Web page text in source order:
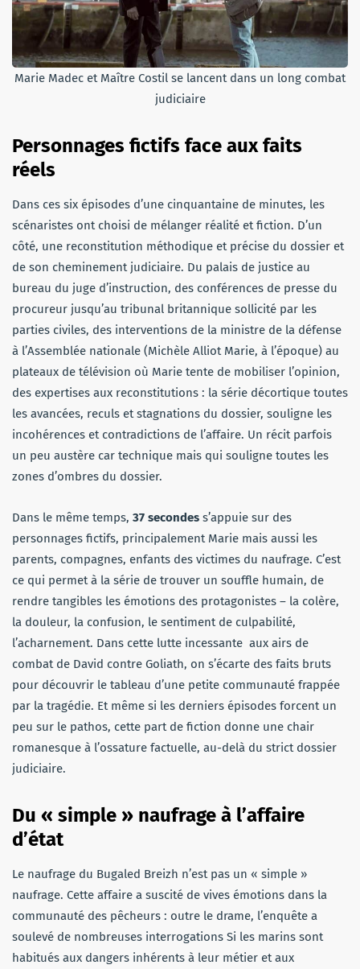
Marie Madec et Maître Costil se lancent dans un long combat
judiciaire
Personnages fictifs face aux faits
réels
Dans ces six épisodes d’une cinquantaine de minutes, les
scénaristes ont choisi de mélanger réalité et fiction. D’un
côté, une reconstitution méthodique et précise du dossier et
de son cheminement judiciaire. Du palais de justice au
bureau du juge d’instruction, des conférences de presse du
procureur jusqu’au tribunal britannique sollicité par les
parties civiles, des interventions de la ministre de la défense
à l’Assemblée nationale (Michèle Alliot Marie, à l’époque) au
plateaux de télévision où Marie tente de mobiliser l’opinion,
des expertises aux reconstitutions : la série décortique toutes
les avancées, reculs et stagnations du dossier, souligne les
incohérences et contradictions de l’affaire. Un récit parfois
un peu austère car technique mais qui souligne toutes les
zones d’ombres du dossier.
Dans le même temps, 37 secondes s’appuie sur des
personnages fictifs, principalement Marie mais aussi les
parents, compagnes, enfants des victimes du naufrage. C’est
ce qui permet à la série de trouver un souffle humain, de
rendre tangibles les émotions des protagonistes – la colère,
la douleur, la confusion, le sentiment de culpabilité,
l’acharnement. Dans cette lutte incessante aux airs de
combat de David contre Goliath, on s’écarte des faits bruts
pour découvrir le tableau d’une petite communauté frappée
par la tragédie. Et même si les derniers épisodes forcent un
peu sur le pathos, cette part de fiction donne une chair
romanesque à l’ossature factuelle, au-delà du strict dossier
judiciaire.
Du « simple » naufrage à l’affaire
d’état
Le naufrage du Bugaled Breizh n’est pas un « simple »
naufrage. Cette affaire a suscité de vives émotions dans la
communauté des pêcheurs : outre le drame, l’enquête a
soulevé de nombreuses interrogations Si les marins sont
habitués aux dangers inhérents à leur métier et aux